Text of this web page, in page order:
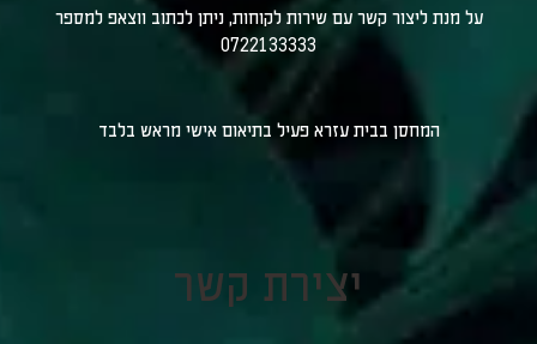
על מנת ליצור קשר עם שירות לקוחות, ניתן לכתוב ווצאפ למספר
0722133333
המחסן בבית עזרא פעיל בתיאום אישי מראש בלבד
יצירת קשר